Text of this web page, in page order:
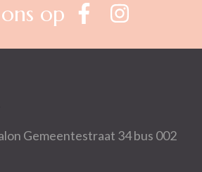
op
Gemeentestraat 34 bus 002